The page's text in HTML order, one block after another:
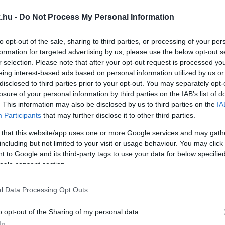
- Do Not Process My Personal Information
opt-out of the sale, sharing to third parties, or processing of your
for targeted advertising by us, please use the below opt-out
selection. Please note that after your opt-out request is processed
interest-based ads based on personal information utilized by us
to third parties prior to your opt-out. You may separately
of your personal information by third parties on the IAB’s list of
This information may also be disclosed by us to third parties on the
Participants that may further disclose it to other third parties.
that this website/app uses one or more Google services and may
but not limited to your visit or usage behaviour. You may
to Google and its third-party tags to use your data for below
consent section.
Data Processing Opt Outs
opt-out of the Sharing of my personal data.
LE ÉLETTÁRSÁT EGY FIATAL NŐ
az elkövetőt letartóztatták.
A FÉLKÉSZ BÁCSAI MUNKÁSSZÁLLÓBA,
élelmes befektetők megkerülik a szabályozást.
ÁLCÁZOTT MUNKÁSSZÁLLÓ BÁCSÁN
nem jogerős.
ARCÁT A MUNKÁSSZÁLLÓN